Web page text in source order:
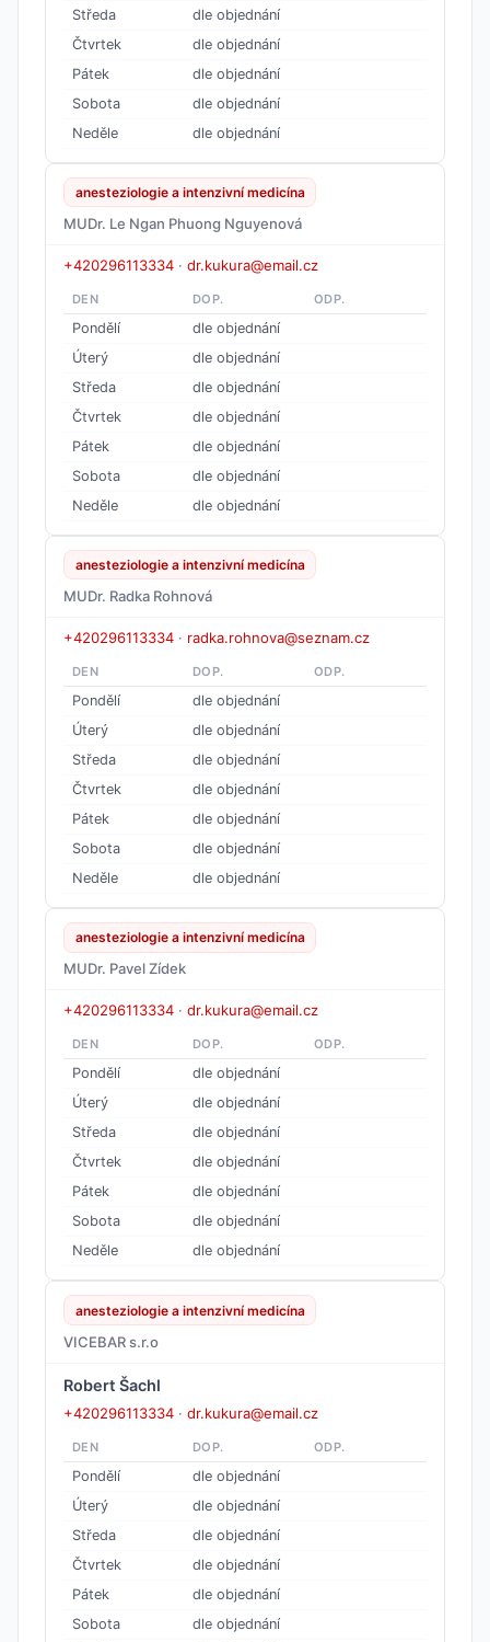
Středa
dle objednání
Čtvrtek
dle objednání
Pátek
dle objednání
Sobota
dle objednání
Neděle
dle objednání
anesteziologie a intenzivní medicína
MUDr. Le Ngan Phuong Nguyenová
+420296113334 · dr.kukura@email.cz
DEN DOP. ODP.
Pondělí
dle objednání
Úterý
dle objednání
Středa
dle objednání
Čtvrtek
dle objednání
Pátek
dle objednání
Sobota
dle objednání
Neděle
dle objednání
anesteziologie a intenzivní medicína
MUDr. Radka Rohnová
+420296113334 · radka.rohnova@seznam.cz
DEN DOP. ODP.
Pondělí
dle objednání
Úterý
dle objednání
Středa
dle objednání
Čtvrtek
dle objednání
Pátek
dle objednání
Sobota
dle objednání
Neděle
dle objednání
anesteziologie a intenzivní medicína
MUDr. Pavel Zídek
+420296113334 · dr.kukura@email.cz
DEN DOP. ODP.
Pondělí
dle objednání
Úterý
dle objednání
Středa
dle objednání
Čtvrtek
dle objednání
Pátek
dle objednání
Sobota
dle objednání
Neděle
dle objednání
anesteziologie a intenzivní medicína
VICEBAR s.r.o
Robert Šachl
+420296113334 · dr.kukura@email.cz
DEN DOP. ODP.
Pondělí
dle objednání
Úterý
dle objednání
Středa
dle objednání
Čtvrtek
dle objednání
Pátek
dle objednání
Sobota
dle objednání